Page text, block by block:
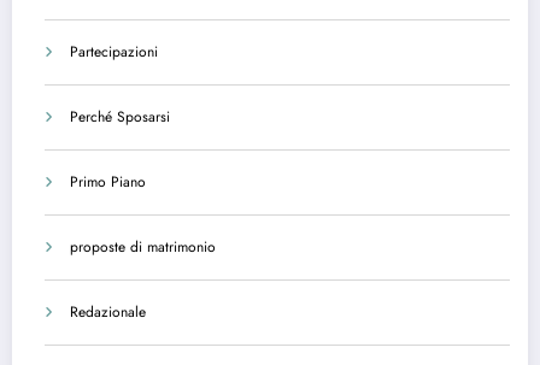
Partecipazioni
Perché Sposarsi
Primo Piano
proposte di matrimonio
Redazionale